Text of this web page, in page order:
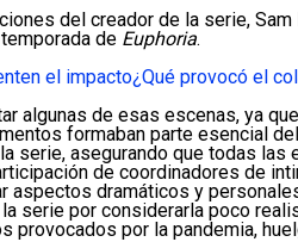
del creador de la serie, Sam
de Euphoria.
el impacto¿Qué provocó el
algunas de esas escenas, ya
formaban parte esencial
serie, asegurando que todas
de coordinadores de
dramáticos y
serie por considerarla poco
provocados por la pandemia,